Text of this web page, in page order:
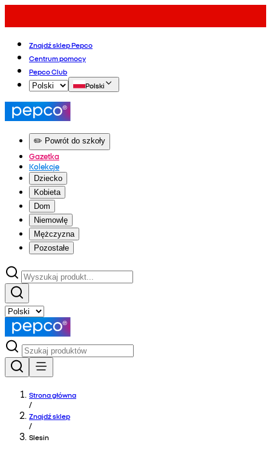
Znajdź sklep Pepco
Centrum pomocy
Pepco Club
Polski
✏️ Powrót do szkoły
Gazetka
Kolekcje
Dziecko
Kobieta
Dom
Niemowlę
Mężczyzna
Pozostałe
Strona główna
/
Znajdź sklep
/
Slesin